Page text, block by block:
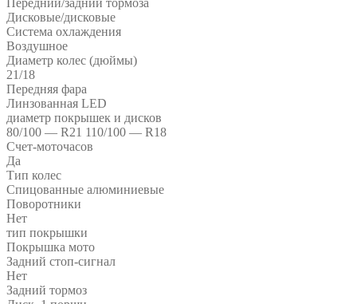
Дисковые/дисковые
Система охлаждения
Воздушное
Диаметр колес (дюймы)
21/18
Передняя фара
Линзованная LED
диаметр покрышек и дисков
80/100 — R21 110/100 — R18
Счет-моточасов
Да
Тип колес
Спицованные алюминиевые
Поворотники
Нет
тип покрышки
Покрышка мото
Задний стоп-сигнал
Нет
Задний тормоз